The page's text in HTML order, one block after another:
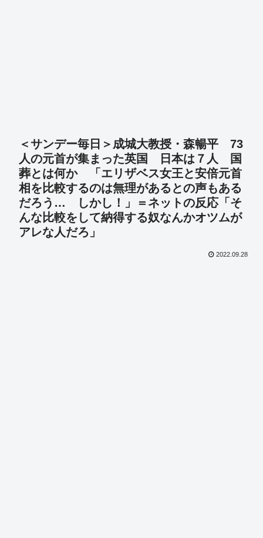
＜サンデー毎日＞成城大教授・森暢平 73
人の元首が集まった英国 日本は７人 国
葬とは何か 「エリザベス女王と安倍元首
相を比較するのは無理があるとの声もある
だろう… しかし！」＝ネットの反応「そ
んな比較をして納得する奴なんかオツムが
アレな人だろ」
2022.09.28